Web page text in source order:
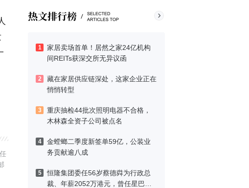
1
家居卖场首单！居然之家24亿机构
间REITs获深交所无异议函
2
藏在家居供应链深处，这家企业正在
悄悄转型
3
重庆抽检44批次照明电器不合格，
木林森全资子公司被点名
4
金螳螂二季度新签单59亿，公装业
务贡献逾八成
5
恒隆集团委任56岁蔡德粦为行政总
裁、年薪2052万港元，曾任星巴克